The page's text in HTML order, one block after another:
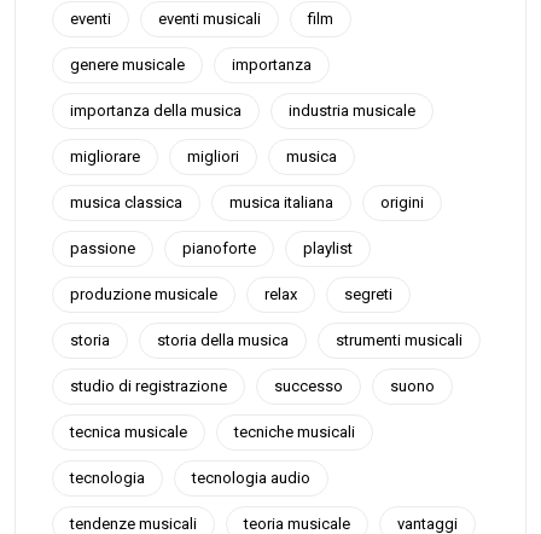
eventi eventi musicali film
genere musicale importanza
importanza della musica industria musicale
migliorare migliori musica
musica classica musica italiana origini
passione pianoforte playlist
produzione musicale relax segreti
storia storia della musica strumenti musicali
studio di registrazione successo suono
tecnica musicale tecniche musicali
tecnologia tecnologia audio
tendenze musicali teoria musicale vantaggi